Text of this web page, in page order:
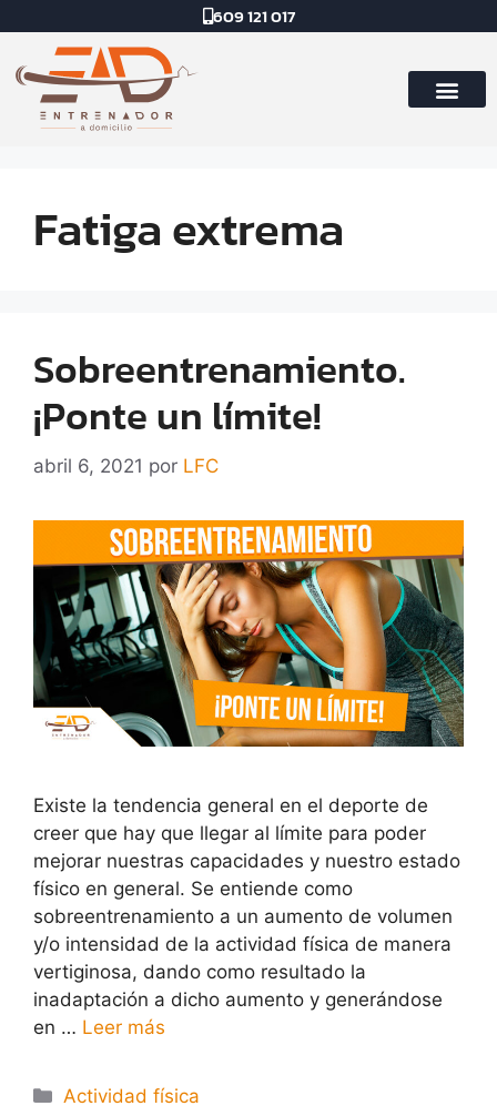
609 121 017
Fatiga extrema
Sobreentrenamiento.
¡Ponte un límite!
abril 6, 2021 por LFC
Existe la tendencia general en el deporte de
creer que hay que llegar al límite para poder
mejorar nuestras capacidades y nuestro estado
físico en general. Se entiende como
sobreentrenamiento a un aumento de volumen
y/o intensidad de la actividad física de manera
vertiginosa, dando como resultado la
inadaptación a dicho aumento y generándose
en … Leer más
Actividad física